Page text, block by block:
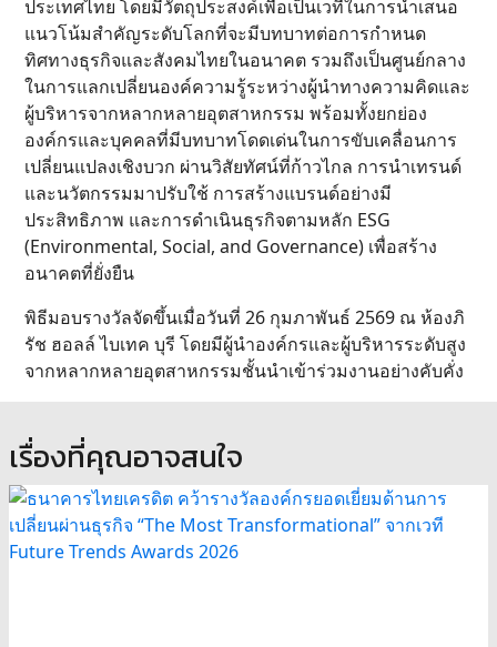
ประเทศไทย โดยมีวัตถุประสงค์เพื่อเป็นเวทีในการนำเสนอ
แนวโน้มสำคัญระดับโลกที่จะมีบทบาทต่อการกำหนด
ทิศทางธุรกิจและสังคมไทยในอนาคต รวมถึงเป็นศูนย์กลาง
ในการแลกเปลี่ยนองค์ความรู้ระหว่างผู้นำทางความคิดและ
ผู้บริหารจากหลากหลายอุตสาหกรรม พร้อมทั้งยกย่อง
องค์กรและบุคคลที่มีบทบาทโดดเด่นในการขับเคลื่อนการ
เปลี่ยนแปลงเชิงบวก ผ่านวิสัยทัศน์ที่ก้าวไกล การนำเทรนด์
และนวัตกรรมมาปรับใช้ การสร้างแบรนด์อย่างมี
ประสิทธิภาพ และการดำเนินธุรกิจตามหลัก ESG
(Environmental, Social, and Governance) เพื่อสร้าง
อนาคตที่ยั่งยืน
พิธีมอบรางวัลจัดขึ้นเมื่อวันที่ 26 กุมภาพันธ์ 2569 ณ ห้องภิ
รัช ฮอลล์ ไบเทค บุรี โดยมีผู้นำองค์กรและผู้บริหารระดับสูง
จากหลากหลายอุตสาหกรรมชั้นนำเข้าร่วมงานอย่างคับคั่ง
เรื่องที่คุณอาจสนใจ